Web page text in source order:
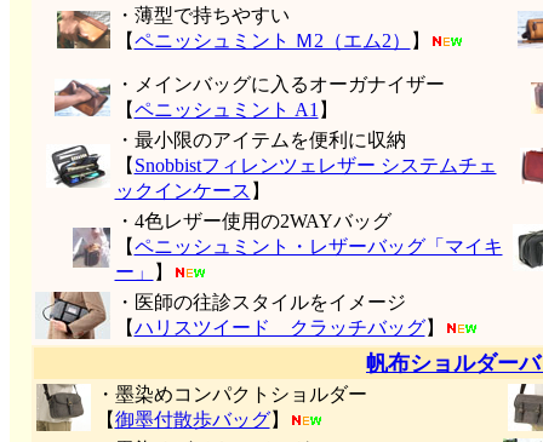
・薄型で持ちやすい
【ペニッシュミント Ｍ2（エム2） 】
・メインバッグに入るオーガナイザー
【ペニッシュミント A1 】
・最小限のアイテムを便利に収納
【 Snobbistフィレンツェレザー システムチェ
ックインケース 】
・4色レザー使用の2WAYバッグ
【ペニッシュミント・レザーバッグ「マイキ
ー」
】
・医師の往診スタイルをイメージ
【ハリスツイード クラッチバッグ】
帆布ショルダー
・墨染めコンパクトショルダー
【御墨付散歩バッグ】